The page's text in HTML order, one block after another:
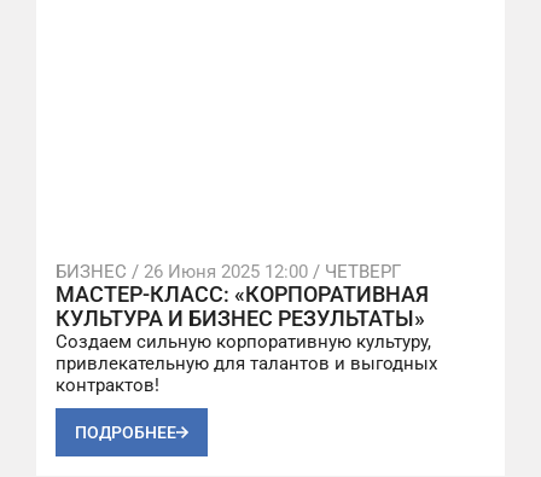
БИЗНЕС / 26 Июня 2025 12:00 / ЧЕТВЕРГ
МАСТЕР-КЛАСС: «КОРПОРАТИВНАЯ
КУЛЬТУРА И БИЗНЕС РЕЗУЛЬТАТЫ»
Создаем сильную корпоративную культуру,
привлекательную для талантов и выгодных
контрактов!
ПОДРОБНЕЕ